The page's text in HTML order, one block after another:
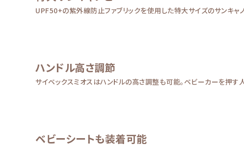
UPF50+の紫外線防止ファブリックを使用した特大サイズのサンキャ
ハンドル高さ調節
サイベックスミオスはハンドルの高さ調整も可能。ベビーカーを押す
ベビーシートも装着可能